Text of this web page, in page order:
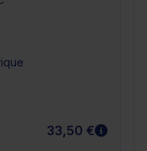
33,50 € En